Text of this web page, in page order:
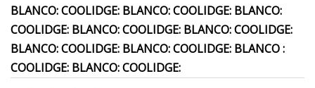
BLANCO: COOLIDGE: BLANCO: COOLIDGE: BLANCO:
COOLIDGE: BLANCO: COOLIDGE: BLANCO: COOLIDGE:
BLANCO: COOLIDGE: BLANCO: COOLIDGE: BLANCO :
COOLIDGE: BLANCO: COOLIDGE: